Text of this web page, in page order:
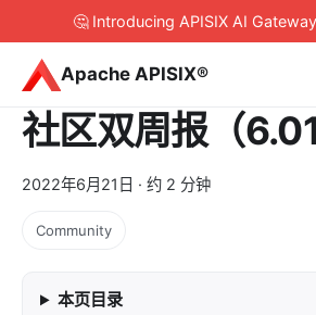
🤔 Introducing APISIX AI Gateway
Apache APISIX®
社区双周报（6.01
2022年6月21日 · 约 2 分钟
Community
本页目录